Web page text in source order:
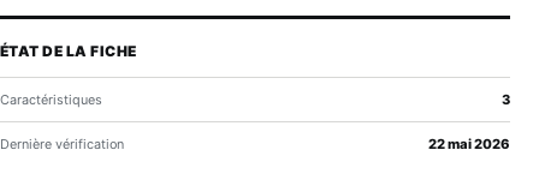
ÉTAT DE LA FICHE
Caractéristiques 3
Dernière vérification 22 mai 2026